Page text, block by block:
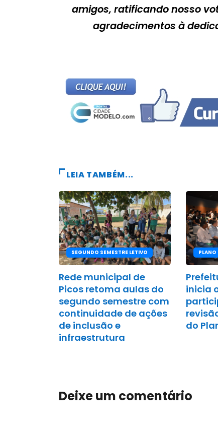
amigos, ratificando nosso
agradecimentos à
LEIA TAMBÉM...
SEGUNDO SEMESTRE LETIVO
Rede municipal de
Picos retoma aulas do
segundo semestre com
continuidade de ações
de inclusão e
infraestrutura
PLANO
inicia
do
Deixe um comentário